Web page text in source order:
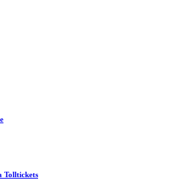
Tolltickets